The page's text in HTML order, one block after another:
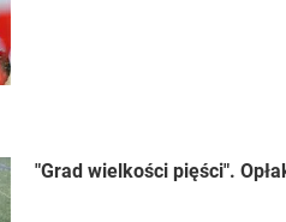
"Grad wielkości pięści".